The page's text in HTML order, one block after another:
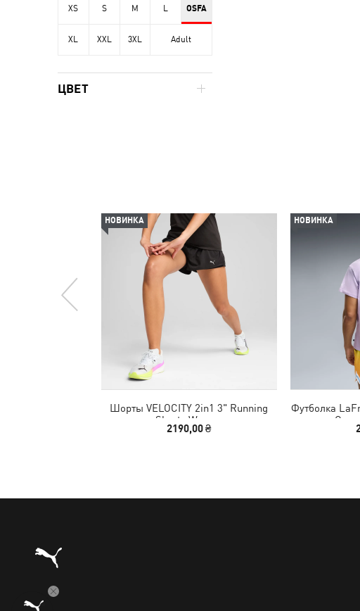
XS S M L OSFA
XL XXL 3XL Adult
ЦВЕТ
НОВИНКА
Шорты VELOCITY 2in1 3" Running
Shorts Women
2190,00 ₴
НОВИНКА
Футболка